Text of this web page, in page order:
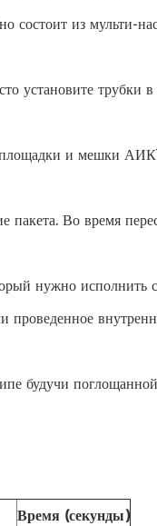
из мульти-
установите трубки
и мешки
пакета. Во время
нужно
проведенное
будучи
Время (секунды)